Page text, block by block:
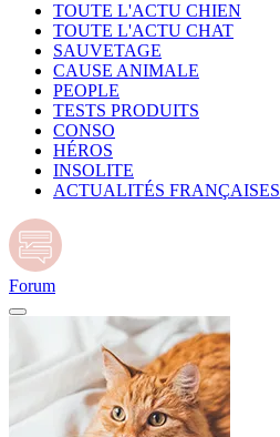
TOUTE L'ACTU CHIEN
TOUTE L'ACTU CHAT
SAUVETAGE
CAUSE ANIMALE
PEOPLE
TESTS PRODUITS
CONSO
HÉROS
INSOLITE
ACTUALITÉS FRANÇAISES
Forum